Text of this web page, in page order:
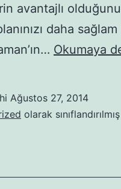
avantajlı
daha
Okumaya
Ağustos 27, 2014
olarak sınıflandırılmış